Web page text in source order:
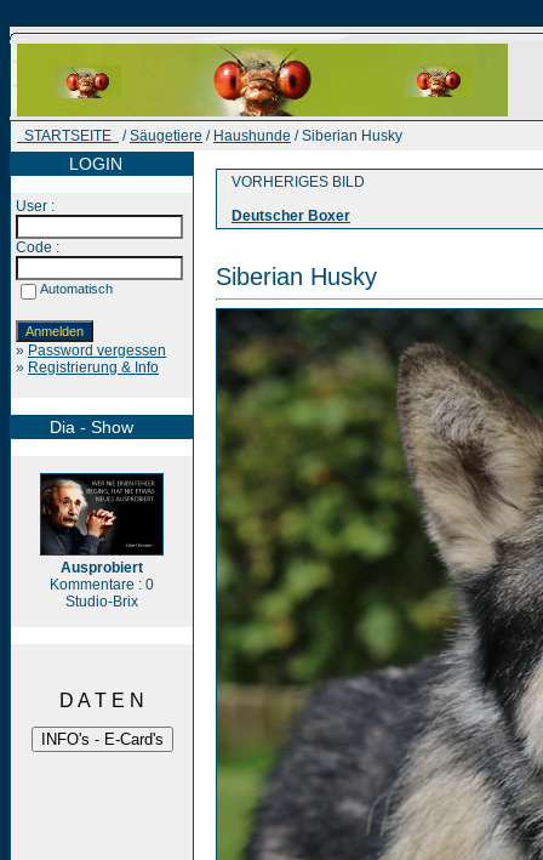
STARTSEITE /Säugetiere / Haushunde / Siberian Husky
LOGIN
User :
Code :
Automatisch
» Password vergessen
» Registrierung & Info
Dia - Show
Ausprobiert
Kommentare : 0
Studio-Brix
D A T E N
VORHERIGES BILD
Deutscher Boxer
Siberian Husky